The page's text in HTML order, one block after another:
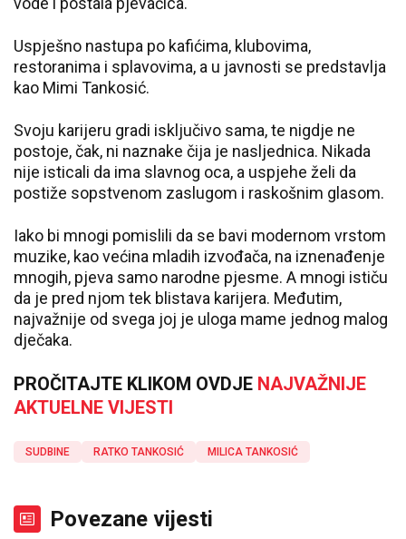
Uspješno nastupa po kafićima, klubovima,
restoranima i splavovima, a u javnosti se predstavlja
kao Mimi Tankosić.
Svoju karijeru gradi isključivo sama, te nigdje ne
postoje, čak, ni naznake čija je nasljednica. Nikada
nije isticali da ima slavnog oca, a uspjehe želi da
postiže sopstvenom zaslugom i raskošnim glasom.
Iako bi mnogi pomislili da se bavi modernom vrstom
muzike, kao većina mladih izvođača, na iznenađenje
mnogih, pjeva samo narodne pjesme. A mnogi ističu
da je pred njom tek blistava karijera. Međutim,
najvažnije od svega joj je uloga mame jednog malog
dječaka.
PROČITAJTE KLIKOM OVDJE NAJVAŽNIJE
AKTUELNE VIJESTI
SUDBINE RATKO TANKOSIĆ MILICA TANKOSIĆ
Povezane vijesti